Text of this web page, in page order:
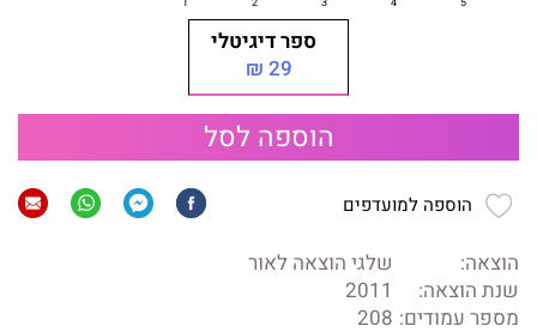
ספר דיגיטלי
29 ₪
הוספה לסל
הוספה למועדפים
הוצאה:
שלגי הוצאה לאור
שנת הוצאה:
2011
מספר עמודים: 208